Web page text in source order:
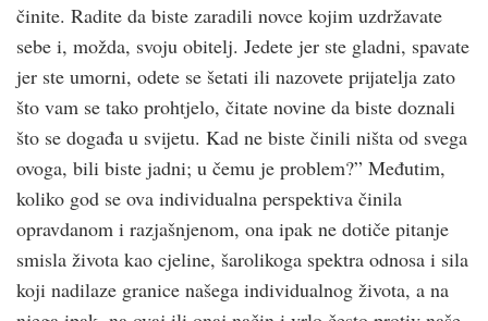
činite. Radite da biste zaradili novce kojim uzdržavate
sebe i, možda, svoju obitelj. Jedete jer ste gladni, spavate
jer ste umorni, odete se šetati ili nazovete prijatelja zato
što vam se tako prohtjelo, čitate novine da biste doznali
što se događa u svijetu. Kad ne biste činili ništa od svega
ovoga, bili biste jadni; u čemu je problem?” Međutim,
koliko god se ova individualna perspektiva činila
opravdanom i razjašnjenom, ona ipak ne dotiče pitanje
smisla života kao cjeline, šarolikoga spektra odnosa i sila
koji nadilaze granice našega individualnog života, a na